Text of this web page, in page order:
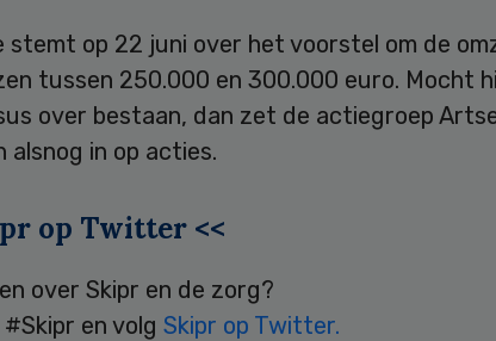
stemt op 22 juni over het voorstel om de
tussen 250.000 en 300.000 euro. Mocht
over bestaan, dan zet de actiegroep
alsnog in op acties.
op Twitter <<
over Skipr en de zorg?
en volg Skipr op Twitter.